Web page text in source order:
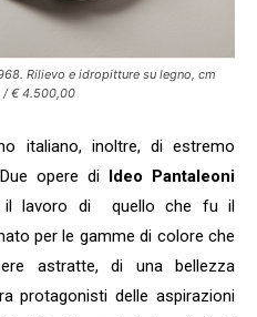
Rilievo e idropitture su legno, cm
/ € 4.500,00
italiano, inoltre, di estremo
opere di Ideo Pantaleoni
il lavoro di quello che fu il
per le gamme di colore che
astratte, di una bellezza
protagonisti delle aspirazioni